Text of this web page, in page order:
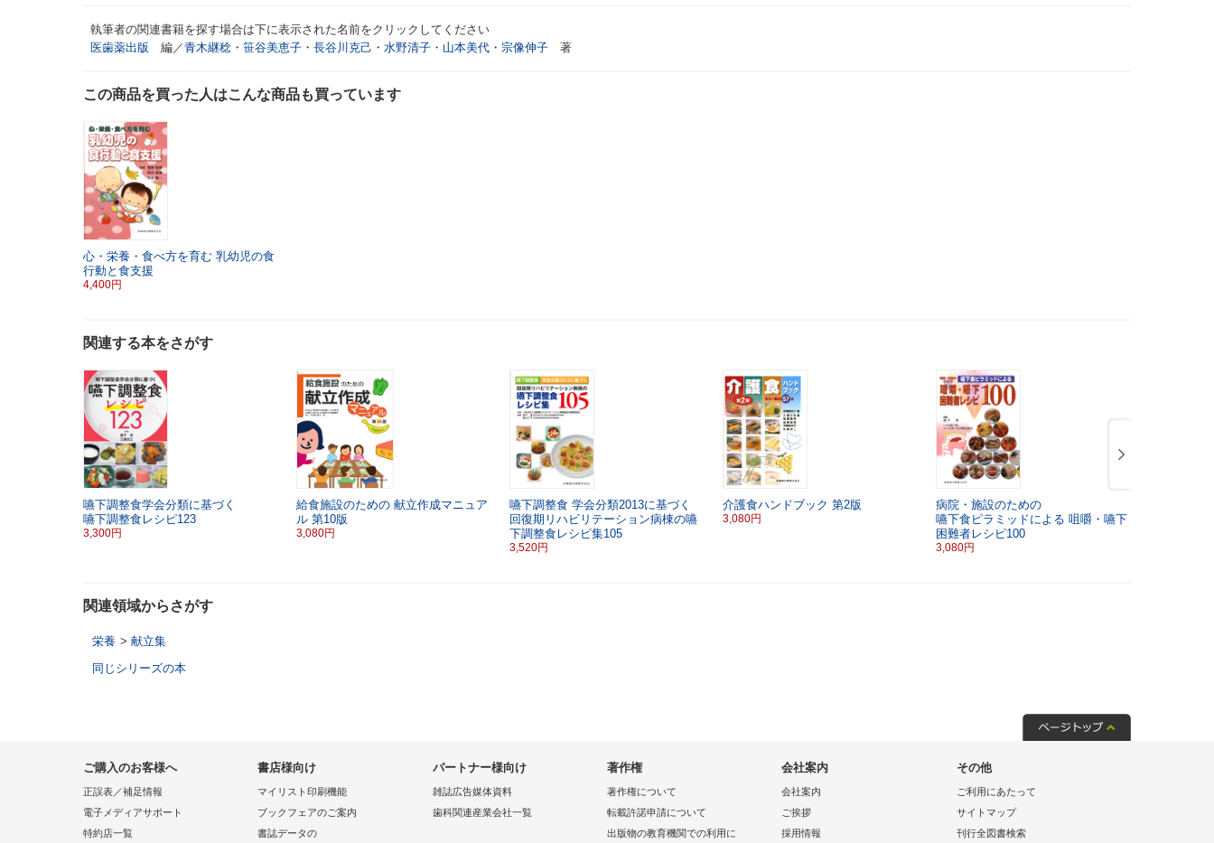
執筆者の関連書籍を探す場合は下に表示された名前をクリックしてください
医歯薬出版 編／青木継稔 ・ 笹谷美恵子 ・ 長谷川克己 ・ 水野清子 ・ 山本美代 ・ 宗像伸子 著
この商品を買った人はこんな商品も買っています
心・栄養・食べ方を育む 乳幼児の食
行動と食支援
4,400円
関連する本をさがす
嚥下調整食学会分類に基づく
嚥下調整食レシピ123
3,300円
給食施設のための 献立作成マニュア
ル 第10版
3,080円
嚥下調整食 学会分類2013に基づく
回復期リハビリテーション病棟の嚥
下調整食レシピ集105
3,520円
介護食ハンドブック 第2版
3,080円
病院・施設のための
嚥下食ピラミッドによる 咀嚼・嚥下
困難者レシピ100
3,080円
関連領域からさがす
栄養 > 献立集
同じシリーズの本
ご購入のお客様へ
正誤表／補足情報
電子メディアサポート
特約店一覧
書店様向け
マイリスト印刷機能
ブックフェアのご案内
書誌データの
パートナー様向け
雑誌広告媒体資料
歯科関連産業会社一覧
著作権
著作権について
転載許諾申請について
出版物の教育機関での利用に
会社案内
会社案内
ご挨拶
採用情報
その他
ご利用にあたって
サイトマップ
刊行全図書検索